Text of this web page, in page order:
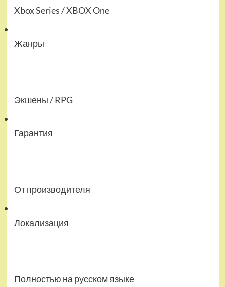
Xbox Series / XBOX One
Жанры
Экшены / RPG
Гарантия
От производителя
Локализация
Полностью на русском языке